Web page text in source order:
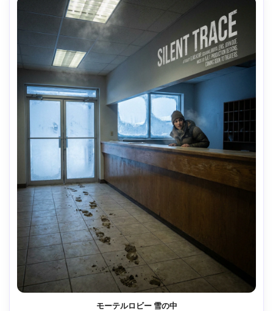
モーテルロビー 雪の中